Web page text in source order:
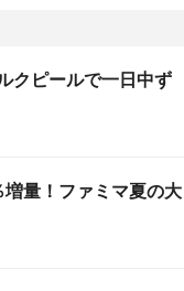
クピールで一日中ず
量！ファミマ夏の大